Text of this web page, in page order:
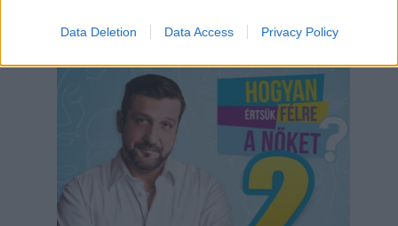
Data Deletion Data Access Privacy Policy